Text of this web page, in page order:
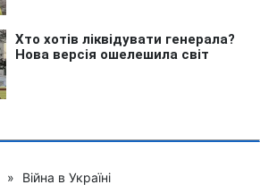
» Війна в Україні